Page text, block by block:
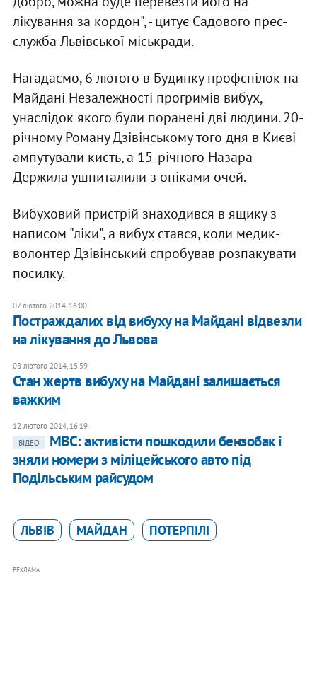
лікування за кордон", - цитує Садового прес-
служба Львівської міськради.
Нагадаємо, 6 лютого в Будинку профспілок на
Майдані Незалежності прогримів вибух,
унаслідок якого були поранені дві людини. 20-
річному Роману Дзівінському того дня в Києві
ампутували кисть, а 15-річного Назара
Держила ушпиталили з опіками очей.
Вибуховий пристрій знаходився в ящику з
написом "ліки", а вибух стався, коли медик-
волонтер Дзівінський спробував розпакувати
посилку.
07 лютого 2014, 16:00
Постраждалих від вибуху на Майдані відвезли
на лікування до Львова
08 лютого 2014, 15:59
Стан жертв вибуху на Майдані залишається
важким
12 лютого 2014, 16:19
ВІДЕО
МВС: активісти пошкодили бензобак і
зняли номери з міліцейського авто під
Подільським райсудом
ЛЬВІВ МАЙДАН ПОТЕРПІЛІ
РЕКЛАМА